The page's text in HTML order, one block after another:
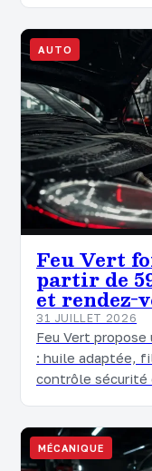
AUTO
Feu Vert
partir de
et rendez-
31 JUILLET 2026
Feu Vert
: huile adaptée,
contrôle
MÉCANIQUE